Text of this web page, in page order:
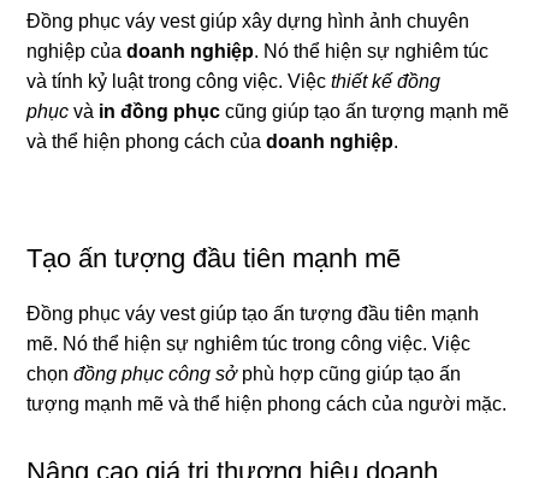
Đồng phục váy vest giúp xây dựng hình ảnh chuyên
nghiệp củadoanh nghiệp. Nó thể hiện sự nghiêm túc
và tính kỷ luật trong công việc. Việcthiết kế đồng
phục và in đồng phục cũng giúp tạo ấn tượng mạnh mẽ
và thể hiện phong cách củadoanh nghiệp.
Tạo ấn tượng đầu tiên mạnh mẽ
Đồng phục váy vest giúp tạo ấn tượng đầu tiên mạnh
mẽ. Nó thể hiện sự nghiêm túc trong công việc. Việc
chọnđồng phục công sởphù hợp cũng giúp tạo ấn
tượng mạnh mẽ và thể hiện phong cách của người mặc.
Nâng cao giá trị thương hiệu doanh